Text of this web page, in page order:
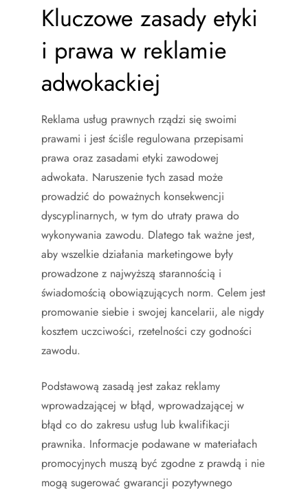
Kluczowe zasady etyki
i prawa w reklamie
adwokackiej
Reklama usług prawnych rządzi się swoimi
prawami i jest ściśle regulowana przepisami
prawa oraz zasadami etyki zawodowej
adwokata. Naruszenie tych zasad może
prowadzić do poważnych konsekwencji
dyscyplinarnych, w tym do utraty prawa do
wykonywania zawodu. Dlatego tak ważne jest,
aby wszelkie działania marketingowe były
prowadzone z najwyższą starannością i
świadomością obowiązujących norm. Celem jest
promowanie siebie i swojej kancelarii, ale nigdy
kosztem uczciwości, rzetelności czy godności
zawodu.
Podstawową zasadą jest zakaz reklamy
wprowadzającej w błąd, wprowadzającej w
błąd co do zakresu usług lub kwalifikacji
prawnika. Informacje podawane w materiałach
promocyjnych muszą być zgodne z prawdą i nie
mogą sugerować gwarancji pozytywnego